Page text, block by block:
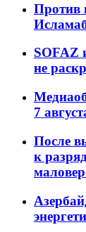
Против
SOFAZ
не
7
После
к